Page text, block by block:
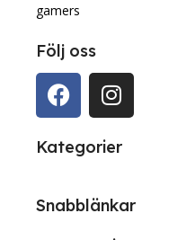
gamers
Följ oss
Kategorier
Snabblänkar